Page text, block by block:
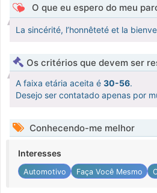
O que eu espero do meu
La sincérité, l’honnêteté et la
Os critérios que devem ser
A faixa etária aceita é 30-56.
Desejo ser contatado apenas por
Conhecendo-me melhor
Interesses
Automotivo Faça Você Mesmo